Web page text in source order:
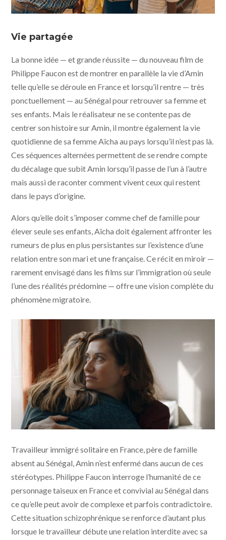
Vie partagée
La bonne idée — et grande réussite — du nouveau film de
Philippe Faucon est de montrer en parallèle la vie d’Amin
telle qu’elle se déroule en France et lorsqu’il rentre — très
ponctuellement — au Sénégal pour retrouver sa femme et
ses enfants. Mais le réalisateur ne se contente pas de
centrer son histoire sur Amin, il montre également la vie
quotidienne de sa femme Aïcha au pays lorsqu’il n’est pas là.
Ces séquences alternées permettent de se rendre compte
du décalage que subit Amin lorsqu’il passe de l’un à l’autre
mais aussi de raconter comment vivent ceux qui restent
dans le pays d’origine.
Alors qu’elle doit s’imposer comme chef de famille pour
élever seule ses enfants, Aïcha doit également affronter les
rumeurs de plus en plus persistantes sur l’existence d’une
relation entre son mari et une française. Ce récit en miroir —
rarement envisagé dans les films sur l’immigration où seule
l’une des réalités prédomine — offre une vision complète du
phénomène migratoire.
Travailleur immigré solitaire en France, père de famille
absent au Sénégal, Amin n’est enfermé dans aucun de ces
stéréotypes. Philippe Faucon interroge l’humanité de ce
personnage taiseux en France et convivial au Sénégal dans
ce qu’elle peut avoir de complexe et parfois contradictoire.
Cette situation schizophrénique se renforce d’autant plus
lorsque le travailleur débute une relation interdite avec sa